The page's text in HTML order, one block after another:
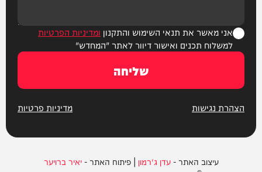
אני מאשר את תנאי השימוש והתקנון ומדיניות הפרטיות
למשלוח תכנים ואישור דיוור לאתר "המחדש"
שליחה
הצהרת נגישות מדיניות פרטיות
עיצוב האתר -עדן ג'רמון | פיתוח האתר -יאיר ברויער